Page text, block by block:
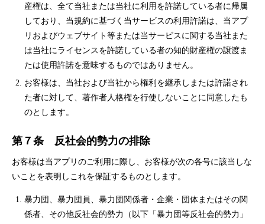
産権は、全て当社または当社に利用を許諾している者に帰属
しており、当規約に基づく当サービスの利用許諾は、当アプ
リおよびウェブサイト等または当サービスに関する当社また
は当社にライセンスを許諾している者の知的財産権の譲渡ま
たは使用許諾を意味するものではありません。
お客様は、当社および当社から権利を継承しまたは許諾され
た者に対して、著作者人格権を行使しないことに同意したも
のとします。
第７条 反社会的勢力の排除
お客様は当アプリのご利用に際し、お客様が次の各号に該当しな
いことを表明しこれを保証するものとします。
暴力団、暴力団員、暴力団関係者・企業・団体またはその関
係者、その他反社会的勢力（以下「暴力団等反社会的勢力」